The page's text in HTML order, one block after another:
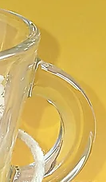
le
Les
proposés sur le